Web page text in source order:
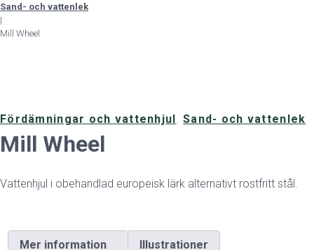
Sand- och vattenlek
|
Mill Wheel
Fördämningar och vattenhjul,Sand- och vattenlek
Mill Wheel
Vattenhjul i obehandlad europeisk lärk alternativt rostfritt stål.
Mer information Illustrationer